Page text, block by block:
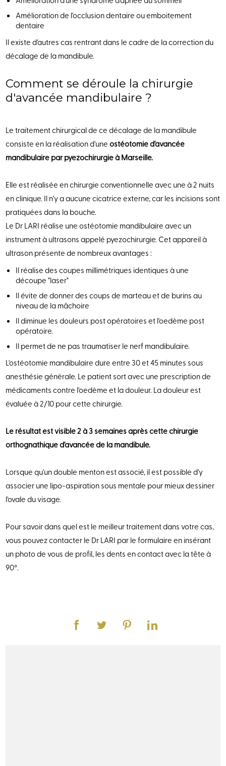
Amélioration de l'occlusion dentaire ou emboitement
dentaire
Il existe d'autres cas rentrant dans le cadre de la correction du
décalage de la mandibule.
Comment se déroule la chirurgie
d'avancée mandibulaire ?
Le traitement chirurgical de ce décalage de la mandibule
consiste en la réalisation d'uneostéotomie d'avancée
mandibulaire par pyezochirurgie à Marseille.
Elle est réalisée en chirurgie conventionnelle avec une à 2 nuits
en clinique. Il n'y a aucune cicatrice externe, car les incisions sont
pratiquées dans la bouche.
Le Dr LARI réalise une ostéotomie mandibulaire avec un
instrument à ultrasons appelé pyezochirurgie. Cet appareil à
ultrason présente de nombreux avantages :
Il réalise des coupes millimétriques identiques à une
découpe "laser"
Il évite de donner des coups de marteau et de burins au
niveau de la mâchoire
Il diminue les douleurs post opératoires et l'oedème post
opératoire.
Il permet de ne pas traumatiser le nerf mandibulaire.
L'ostéotomie mandibulaire dure entre 30 et 45 minutes sous
anesthésie générale. Le patient sort avec une prescription de
médicaments contre l'oedème et la douleur. La douleur est
évaluée à 2/10 pour cette chirurgie.
Le résultat est visible 2 à 3 semaines après cette chirurgie
orthognathique d'avancée de la mandibule.
Lorsque qu'un double menton est associé, il est possible d'y
associer une lipo-aspiration sous mentale pour mieux dessiner
l'ovale du visage.
Pour savoir dans quel est le meilleur traitement dans votre cas,
vous pouvez contacter le Dr LARI par le formulaire en insérant
un photo de vous de profil, les dents en contact avec la tête à
90°.